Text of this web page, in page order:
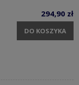
294,90 zł
DO KOSZYKA